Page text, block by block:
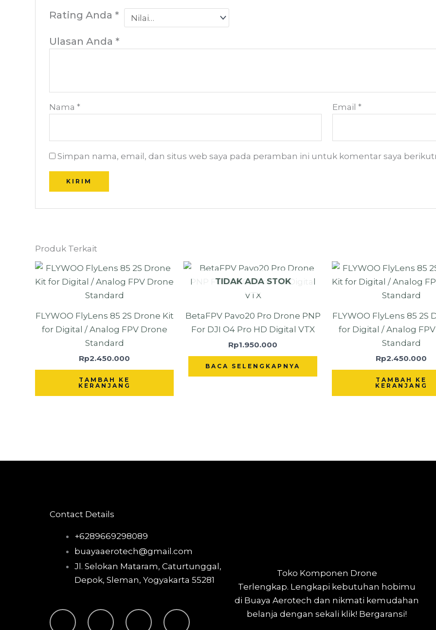
Rating Anda *
Ulasan Anda *
Nama* Email*
Simpan nama, email, dan situs web saya pada peramban ini untuk komentar saya
Produk Terkait
FLYWOO FlyLens 85 2S Drone Kit
for Digital / Analog FPV Drone
Standard
Rp2.450.000
TAMBAH KE
KERANJANG
TIDAK ADA STOK
BetaFPV Pavo20 Pro Drone PNP
For DJI O4 Pro HD Digital VTX
Rp1.950.000
BACA SELENGKAPNYA
FLYWOO FlyLens 85 2S
for Digital / Analog
Standard
Rp2.450.000
TAMBAH KE
KERANJANG
Contact Details
+6289669298089
buayaaerotech@gmail.com
Jl. Selokan Mataram, Caturtunggal,
Depok, Sleman, Yogyakarta 55281
T
I
F
Y
Toko Komponen Drone
Terlengkap. Lengkapi kebutuhan hobimu
di Buaya Aerotech dan nikmati kemudahan
belanja dengan sekali klik! Bergaransi!